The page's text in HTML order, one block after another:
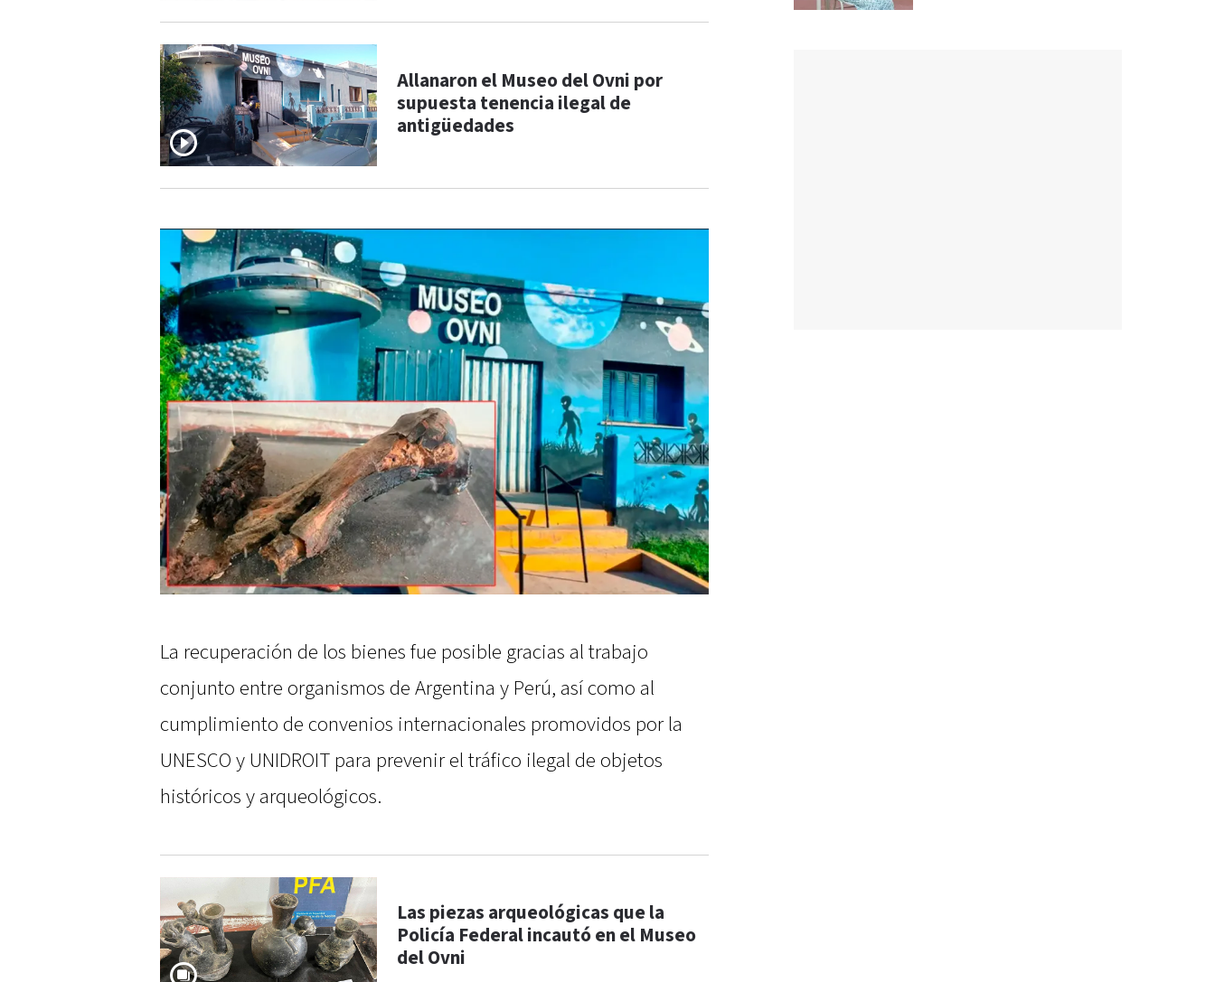
Allanaron el Museo del Ovni por
supuesta tenencia ilegal de
antigüedades
La recuperación de los bienes fue posible gracias al trabajo
conjunto entre organismos de Argentina y Perú, así como al
cumplimiento de convenios internacionales promovidos por la
UNESCO y UNIDROIT para prevenir el tráfico ilegal de objetos
históricos y arqueológicos.
Las piezas arqueológicas que la
Policía Federal incautó en el Museo
del Ovni